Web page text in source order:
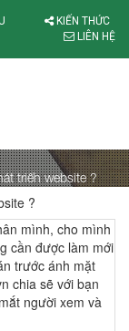
KIẾN THỨC
LIÊN HỆ
triển website ?
?
mình, cho mình
cần được làm mới
trước ánh mặt
chia sẽ với bạn
người xem và